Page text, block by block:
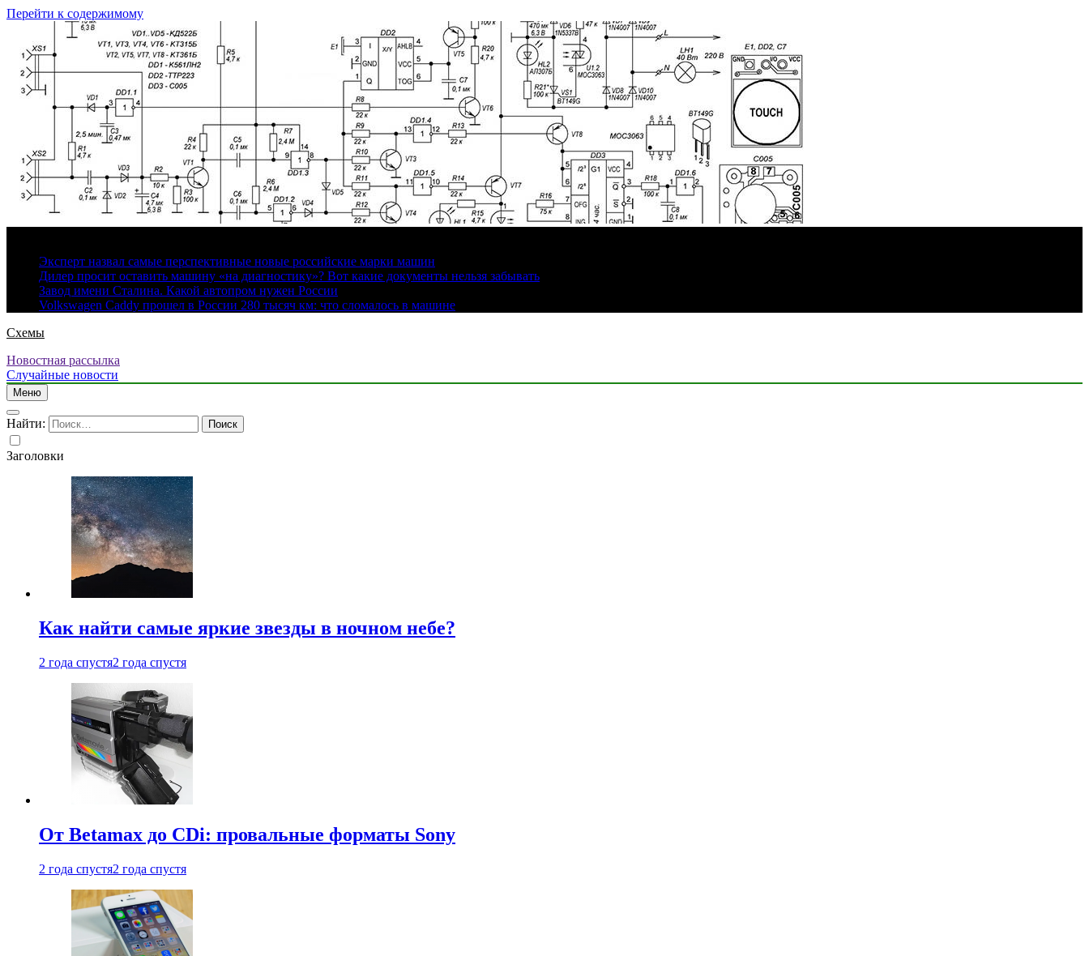
Перейти к содержимому
Эксперт назвал самые перспективные новые российские марки машин
Дилер просит оставить машину «на диагностику»? Вот какие документы нельзя забывать
Завод имени Сталина. Какой автопром нужен России
Volkswagen Caddy прошел в России 280 тысяч км: что сломалось в машине
Схемы
Новостная рассылка
Случайные новости
Меню
Найти:
Заголовки
Как найти самые яркие звезды в ночном небе?
2 года спустя2 года спустя
От Betamax до CDi: провальные форматы Sony
2 года спустя2 года спустя